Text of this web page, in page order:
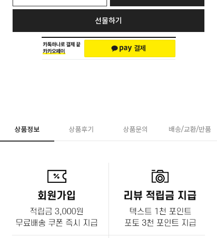
선물하기
상품정보 상품후기 상품문의 배송/교환/반품